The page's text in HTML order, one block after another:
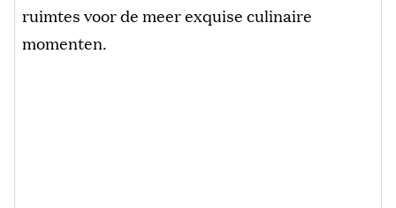
ruimtes voor de meer exquise culinaire
momenten.